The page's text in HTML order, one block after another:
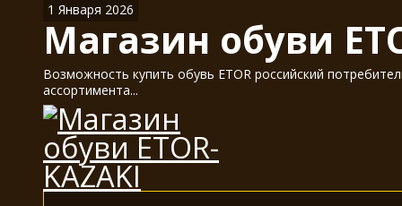
1 Января 2026
Магазин обуви
Возможность купить обувь ETOR российский
ассортимента...